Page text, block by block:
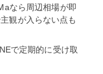
なら周辺相場が即
観が入らない点も
で定期的に受け取